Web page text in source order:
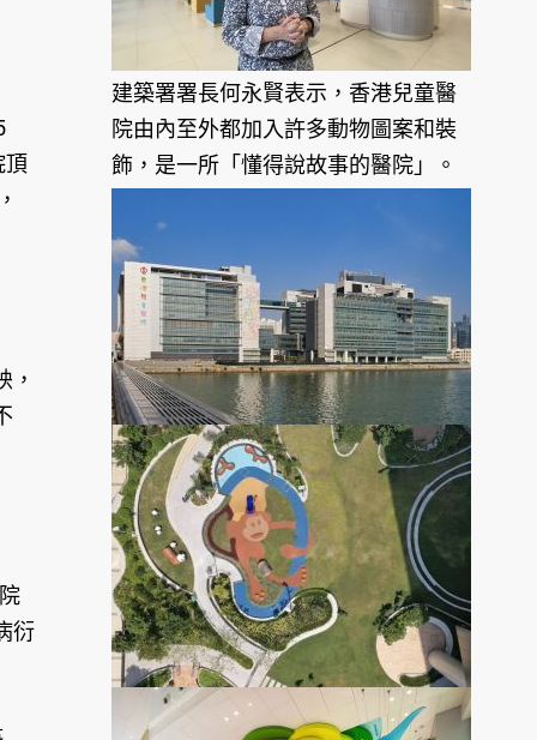
頂
，
衍
建築署署長何永賢表示，香港兒童醫
院由內至外都加入許多動物圖案和裝
飾，是一所「懂得說故事的醫院」。